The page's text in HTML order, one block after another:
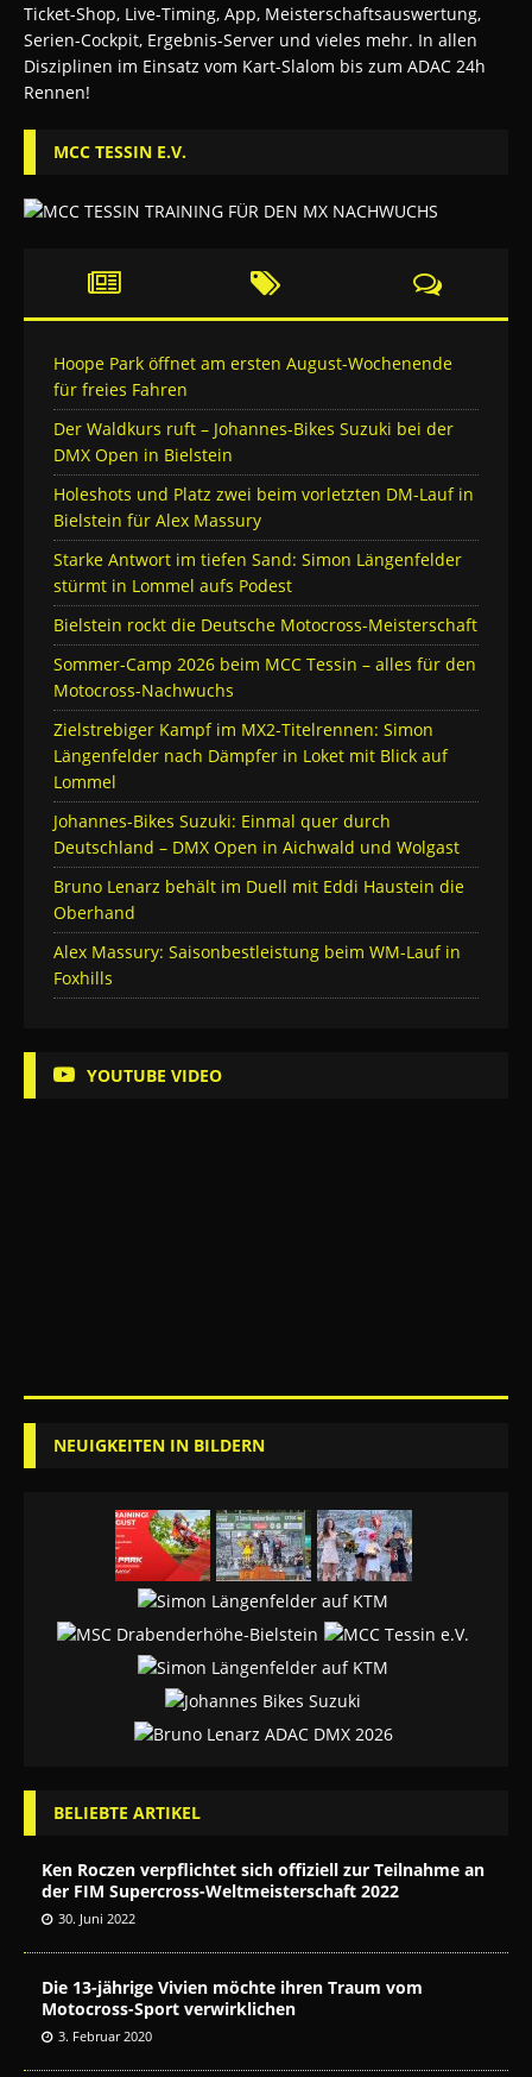
MCC TESSIN E.V.
Hoope Park öffnet am ersten August-Wochenende
für freies Fahren
Der Waldkurs ruft – Johannes-Bikes Suzuki bei der
DMX Open in Bielstein
Holeshots und Platz zwei beim vorletzten DM-Lauf in
Bielstein für Alex Massury
Starke Antwort im tiefen Sand: Simon Längenfelder
stürmt in Lommel aufs Podest
Bielstein rockt die Deutsche Motocross-Meisterschaft
Sommer-Camp 2026 beim MCC Tessin – alles für den
Motocross-Nachwuchs
Zielstrebiger Kampf im MX2-Titelrennen: Simon
Längenfelder nach Dämpfer in Loket mit Blick auf
Lommel
Johannes-Bikes Suzuki: Einmal quer durch
Deutschland – DMX Open in Aichwald und Wolgast
Bruno Lenarz behält im Duell mit Eddi Haustein die
Oberhand
Alex Massury: Saisonbestleistung beim WM-Lauf in
Foxhills
YOUTUBE VIDEO
NEUIGKEITEN IN BILDERN
BELIEBTE ARTIKEL
Ken Roczen verpflichtet sich offiziell zur Teilnahme an
der FIM Supercross-Weltmeisterschaft 2022
30. Juni 2022
Die 13-jährige Vivien möchte ihren Traum vom
Motocross-Sport verwirklichen
3. Februar 2020